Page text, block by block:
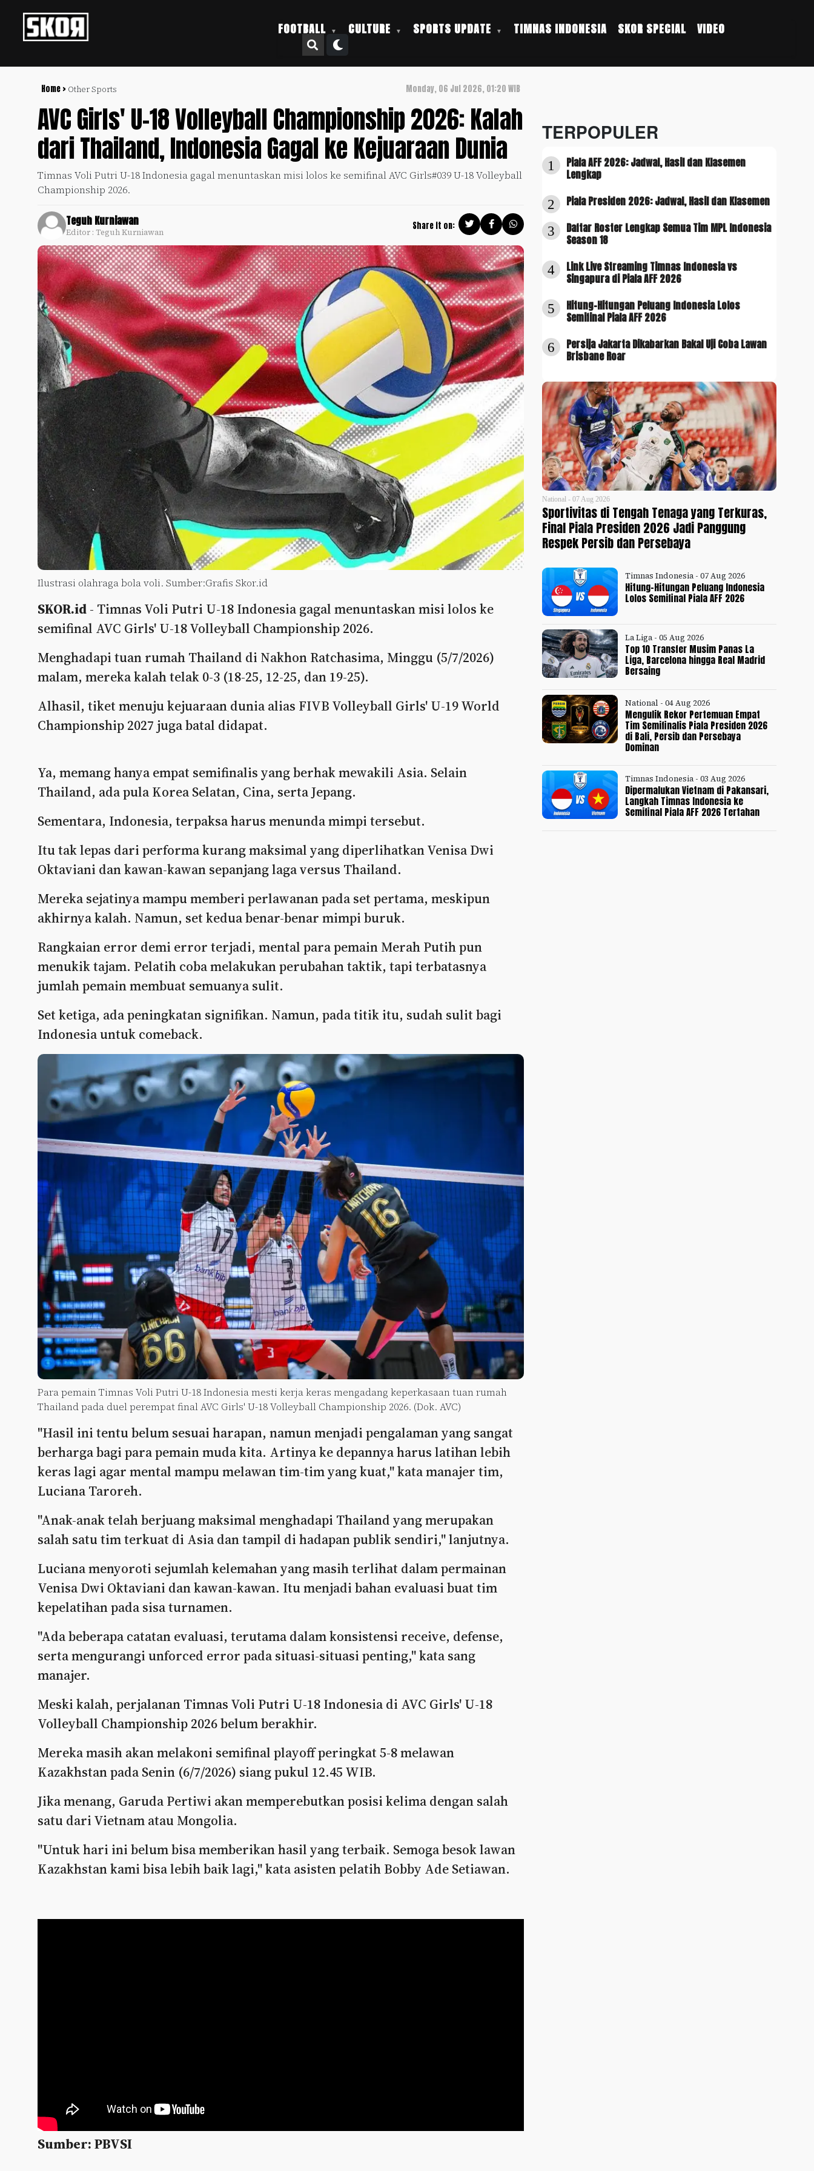
FOOTBALL CULTURE SPORTS UPDATE TIMNAS INDONESIA SKOR SPECIAL VIDEO
Home > Other Sports Monday, 06 Jul 2026, 01:20 WIB
AVC Girls' U-18 Volleyball Championship 2026: Kalah
dari Thailand, Indonesia Gagal ke Kejuaraan Dunia
Timnas Voli Putri U-18 Indonesia gagal menuntaskan misi lolos ke semifinal AVC Girls#039 U-18 Volleyball
Championship 2026.
Teguh Kurniawan
Editor : Teguh Kurniawan
Share it on:
Ilustrasi olahraga bola voli. Sumber:Grafis Skor.id
SKOR.id - Timnas Voli Putri U-18 Indonesia gagal menuntaskan misi lolos ke
semifinal AVC Girls' U-18 Volleyball Championship 2026.
Menghadapi tuan rumah Thailand di Nakhon Ratchasima, Minggu (5/7/2026)
malam, mereka kalah telak 0-3 (18-25, 12-25, dan 19-25).
Alhasil, tiket menuju kejuaraan dunia alias FIVB Volleyball Girls' U-19 World
Championship 2027 juga batal didapat.
Ya, memang hanya empat semifinalis yang berhak mewakili Asia. Selain
Thailand, ada pula Korea Selatan, Cina, serta Jepang.
Sementara, Indonesia, terpaksa harus menunda mimpi tersebut.
Itu tak lepas dari performa kurang maksimal yang diperlihatkan Venisa Dwi
Oktaviani dan kawan-kawan sepanjang laga versus Thailand.
Mereka sejatinya mampu memberi perlawanan pada set pertama, meskipun
akhirnya kalah. Namun, set kedua benar-benar mimpi buruk.
Rangkaian error demi error terjadi, mental para pemain Merah Putih pun
menukik tajam. Pelatih coba melakukan perubahan taktik, tapi terbatasnya
jumlah pemain membuat semuanya sulit.
Set ketiga, ada peningkatan signifikan. Namun, pada titik itu, sudah sulit bagi
Indonesia untuk comeback.
Para pemain Timnas Voli Putri U-18 Indonesia mesti kerja keras mengadang keperkasaan tuan rumah
Thailand pada duel perempat final AVC Girls' U-18 Volleyball Championship 2026. (Dok. AVC)
"Hasil ini tentu belum sesuai harapan, namun menjadi pengalaman yang sangat
berharga bagi para pemain muda kita. Artinya ke depannya harus latihan lebih
keras lagi agar mental mampu melawan tim-tim yang kuat," kata manajer tim,
Luciana Taroreh.
"Anak-anak telah berjuang maksimal menghadapi Thailand yang merupakan
salah satu tim terkuat di Asia dan tampil di hadapan publik sendiri," lanjutnya.
Luciana menyoroti sejumlah kelemahan yang masih terlihat dalam permainan
Venisa Dwi Oktaviani dan kawan-kawan. Itu menjadi bahan evaluasi buat tim
kepelatihan pada sisa turnamen.
"Ada beberapa catatan evaluasi, terutama dalam konsistensi receive, defense,
serta mengurangi unforced error pada situasi-situasi penting," kata sang
manajer.
Meski kalah, perjalanan Timnas Voli Putri U-18 Indonesia di AVC Girls' U-18
Volleyball Championship 2026 belum berakhir.
Mereka masih akan melakoni semifinal playoff peringkat 5-8 melawan
Kazakhstan pada Senin (6/7/2026) siang pukul 12.45 WIB.
Jika menang, Garuda Pertiwi akan memperebutkan posisi kelima dengan salah
satu dari Vietnam atau Mongolia.
"Untuk hari ini belum bisa memberikan hasil yang terbaik. Semoga besok lawan
Kazakhstan kami bisa lebih baik lagi," kata asisten pelatih Bobby Ade Setiawan.
Sumber: PBVSI
TERPOPULER
1
Piala AFF 2026: Jadwal, Hasil dan Klasemen
Lengkap
2 Piala Presiden 2026: Jadwal, Hasil dan Klasemen
3
Daftar Roster Lengkap Semua Tim MPL Indonesia
Season 18
4
Link Live Streaming Timnas Indonesia vs
Singapura di Piala AFF 2026
5
Hitung-Hitungan Peluang Indonesia Lolos
Semifinal Piala AFF 2026
6
Persija Jakarta Dikabarkan Bakal Uji Coba Lawan
Brisbane Roar
National - 07 Aug 2026
Sportivitas di Tengah Tenaga yang Terkuras,
Final Piala Presiden 2026 Jadi Panggung
Respek Persib dan Persebaya
Timnas Indonesia - 07 Aug 2026
Hitung-Hitungan Peluang Indonesia
Lolos Semifinal Piala AFF 2026
La Liga - 05 Aug 2026
Top 10 Transfer Musim Panas La
Liga, Barcelona hingga Real Madrid
Bersaing
National - 04 Aug 2026
Mengulik Rekor Pertemuan Empat
Tim Semifinalis Piala Presiden 2026
di Bali, Persib dan Persebaya
Dominan
Timnas Indonesia - 03 Aug 2026
Dipermalukan Vietnam di Pakansari,
Langkah Timnas Indonesia ke
Semifinal Piala AFF 2026 Tertahan
Football +
Culture +
Sports
Update
+
Timnas
SKOR
Video
Policy
Pedoman
Pemberitaan
Media
Siber
Disclaimer
Kami